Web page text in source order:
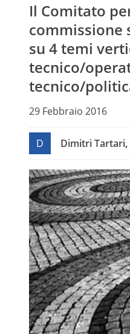
Il Comitato
commissione
su 4 temi
tecnico/
tecnico/
29 Febbraio 2016
D Dimitri Tartari,